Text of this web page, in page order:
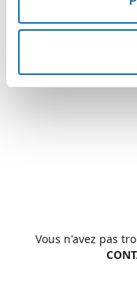
Vous n'avez pas